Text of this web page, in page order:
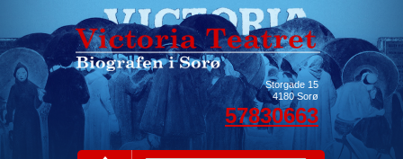
Storgade 15
4180 Sorø
57830663